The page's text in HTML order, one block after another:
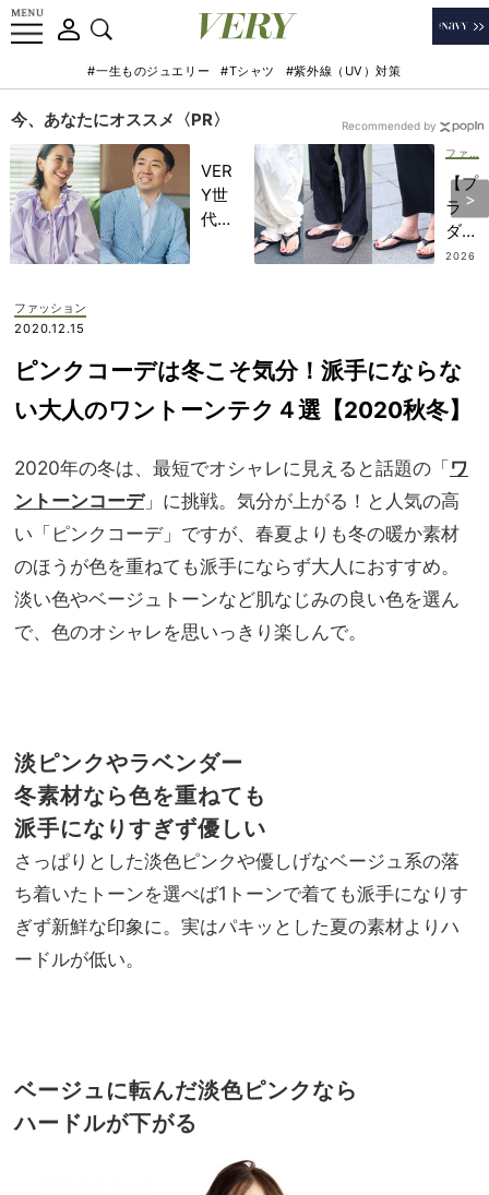
#一生ものジュエリー #Tシャツ #紫外線（UV）対策
今、あなたにオススメ〈PR〉
VER
Y世
代が
んと
考え
る
ぜ
今、
NO
T A
HO
TEL
な
の？
【プ
ラ
ダ】
が人
そ
「ブ
ラン
ーサ
ン」
日き
れい
めカ
ジュ
2026
Recommended by
ファッション
2020.12.15
ピンクコーデは冬こそ気分！派手にならな
い大人のワントーンテク４選【2020秋冬】
2020年の冬は、最短でオシャレに見えると話題の「ワ
ントーンコーデ」に挑戦。気分が上がる！と人気の高
い「ピンクコーデ」ですが、春夏よりも冬の暖か素材
のほうが色を重ねても派手にならず大人におすすめ。
淡い色やベージュトーンなど肌なじみの良い色を選ん
で、色のオシャレを思いっきり楽しんで。
淡ピンクやラベンダー
冬素材なら色を重ねても
派手になりすぎず優しい
さっぱりとした淡色ピンクや優しげなベージュ系の落
ち着いたトーンを選べば1トーンで着ても派手になりす
ぎず新鮮な印象に。実はパキッとした夏の素材よりハ
ードルが低い。
ベージュに転んだ淡色ピンクなら
ハードルが下がる